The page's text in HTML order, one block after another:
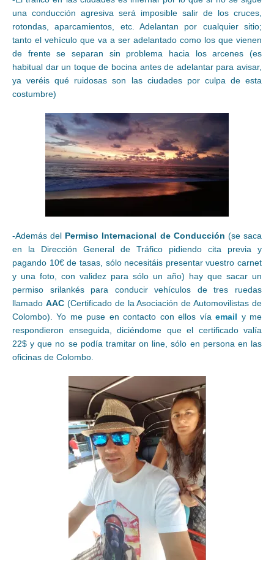
una conducción agresiva será imposible salir de los cruces,
rotondas, aparcamientos, etc. Adelantan por cualquier sitio;
tanto el vehículo que va a ser adelantado como los que vienen
de frente se separan sin problema hacia los arcenes (es
habitual dar un toque de bocina antes de adelantar para avisar,
ya veréis qué ruidosas son las ciudades por culpa de esta
costumbre)
-Además del Permiso Internacional de Conducción (se saca
en la Dirección General de Tráfico pidiendo cita previa y
pagando 10€ de tasas, sólo necesitáis presentar vuestro carnet
y una foto, con validez para sólo un año) hay que sacar un
permiso srilankés para conducir vehículos de tres ruedas
llamado AAC(Certificado de la Asociación de Automovilistas de
Colombo). Yo me puse en contacto con ellos víaemail y me
respondieron enseguida, diciéndome que el certificado valía
22$ y que no se podía tramitar on line, sólo en persona en las
oficinas de Colombo.